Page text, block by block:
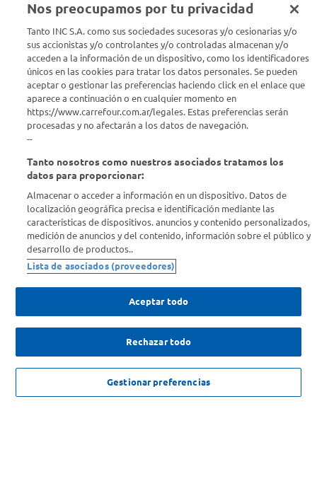
$ 2946,75
Estamos para ayudarte
¿Tenés una consulta? Comunicate con nosotros acá
Descubrí Carrefour
Conocenos
Info útil
Comprá Online
Nos preocupamos por tu privacidad
Tanto INC S.A. como sus sociedades sucesoras y/o cesionarias y/o
sus accionistas y/o controlantes y/o controladas almacenan y/o
acceden a la información de un dispositivo, como los identificadores
únicos en las cookies para tratar los datos personales. Se pueden
aceptar o gestionar las preferencias haciendo click en el enlace que
aparece a continuación o en cualquier momento en
https://www.carrefour.com.ar/legales. Estas preferencias serán
procesadas y no afectarán a los datos de navegación.
--
Tanto nosotros como nuestros asociados tratamos los
datos para proporcionar:
Almacenar o acceder a información en un dispositivo. Datos de
localización geográfica precisa e identificación mediante las
características de dispositivos. anuncios y contenido personalizados,
medición de anuncios y del contenido, información sobre el público y
desarrollo de productos..
Lista de asociados (proveedores)
Aceptar todo
Rechazar todo
Gestionar preferencias